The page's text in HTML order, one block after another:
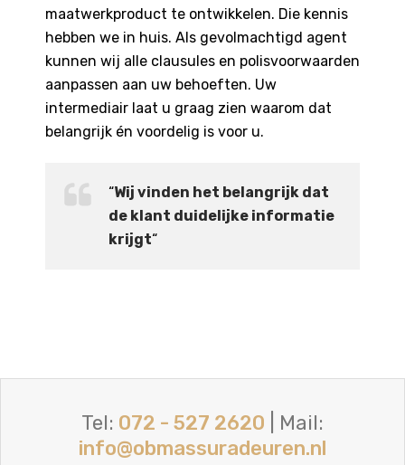
maatwerkproduct te ontwikkelen. Die kennis
hebben we in huis. Als gevolmachtigd agent
kunnen wij alle clausules en polisvoorwaarden
aanpassen aan uw behoeften. Uw
intermediair laat u graag zien waarom dat
belangrijk én voordelig is voor u.
“Wij vinden het belangrijk dat
de klant duidelijke informatie
krijgt“
Tel: 072 - 527 2620 | Mail:
info@obmassuradeuren.nl